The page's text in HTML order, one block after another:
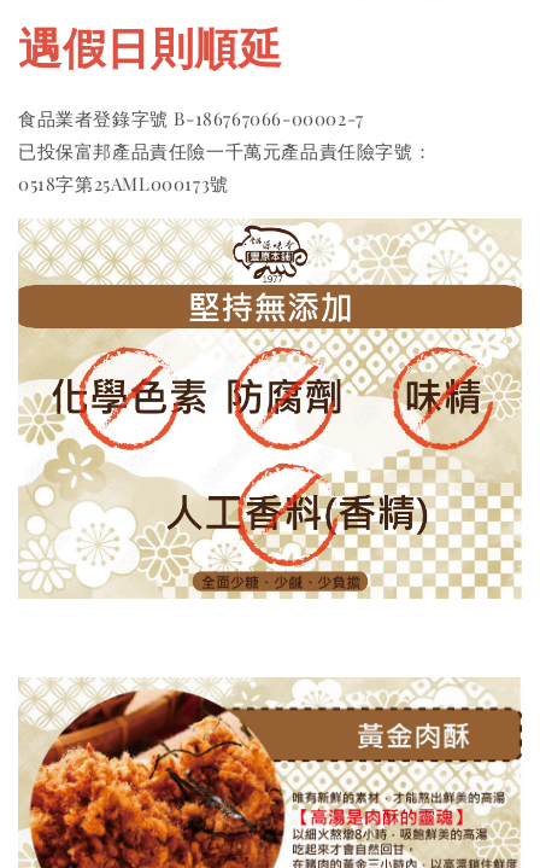
遇假日則順延
食品業者登錄字號 B-186767066-00002-7
已投保富邦產品責任險一千萬元產品責任險字號：
0518字第25AML000173號